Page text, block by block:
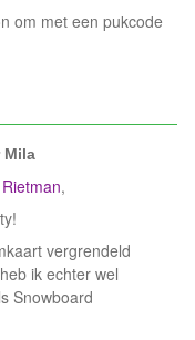
om met een pukcode
Mila
,
vergrendeld
ik echter wel
Snowboard